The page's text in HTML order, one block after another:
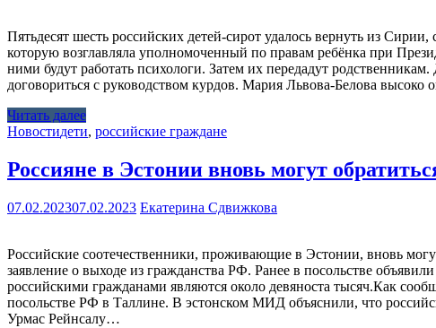
Пятьдесят шесть российских детей-сирот удалось вернуть из
которую возглавляла уполномоченный по правам ребёнка при
ними будут работать психологи. Затем их передадут
договориться с руководством курдов. Мария Львова-Белова
Читать далее
Новостидети, российские граждане
Россияне в Эстонии вновь могут
07.02.202307.02.2023 Екатерина Сдвижкова
Российские соотечественники, проживающие в Эстонии, вновь
заявление о выходе из гражданства РФ. Ранее в посольстве
российскими гражданами являются около девяноста тысяч.Как
посольстве РФ в Таллине. В эстонском МИД объяснили, что
Урмас Рейнсалу…